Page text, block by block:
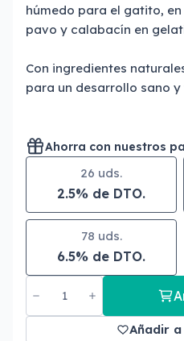
húmedo para el gatito,
pavo y calabacín en
Con ingredientes
para un desarrollo sano y
Ahorra con nuestros
26 uds.
2.5% de DTO.
78 uds.
6.5% de DTO.
Añadir